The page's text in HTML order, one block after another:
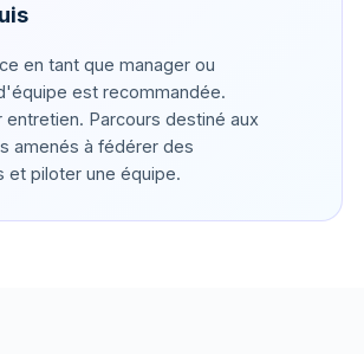
en tant que manager ou
est recommandée.
entretien. Parcours destiné aux
amenés à fédérer des
et piloter une équipe.